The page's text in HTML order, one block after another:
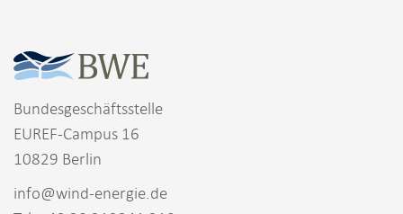
Bundesgeschäftsstelle
EUREF-Campus 16
10829 Berlin
info@wind-energie.de